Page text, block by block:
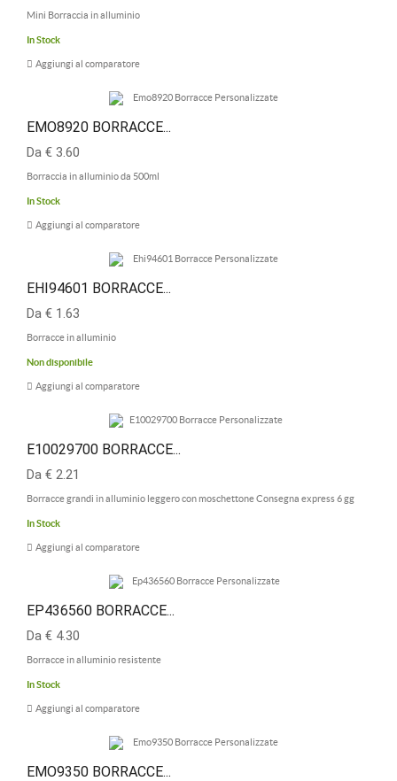
Mini Borraccia in alluminio
In Stock
Aggiungi al comparatore
EMO8920 BORRACCE...
Da € 3.60
Borraccia in alluminio da 500ml
In Stock
Aggiungi al comparatore
EHI94601 BORRACCE...
Da € 1.63
Borracce in alluminio
Non disponibile
Aggiungi al comparatore
E10029700 BORRACCE...
Da € 2.21
Borracce grandi in alluminio leggero con moschettone Consegna express 6 gg
In Stock
Aggiungi al comparatore
EP436560 BORRACCE...
Da € 4.30
Borracce in alluminio resistente
In Stock
Aggiungi al comparatore
EMO9350 BORRACCE...